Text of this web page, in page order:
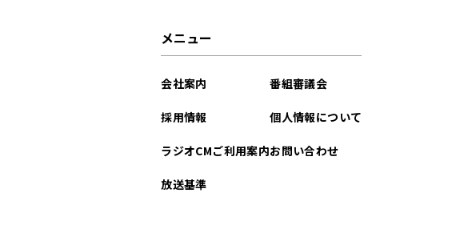
2022年05月
2022年03月
メニュー
会社案内
採用情報
ラジオCMご利用案内
放送基準
番組審議会
個人情報について
お問い合わせ